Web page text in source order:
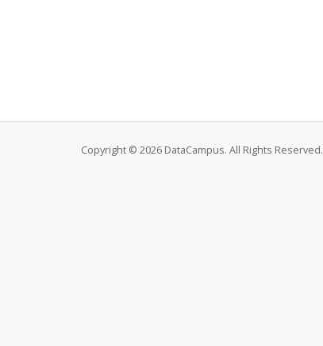
Copyright © 2026 DataCampus. All Rights Reserved.